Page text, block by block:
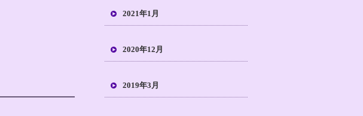
2021年1月
2020年12月
2019年3月